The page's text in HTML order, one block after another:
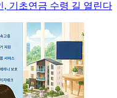
, 기초연금 수령 길 열린다